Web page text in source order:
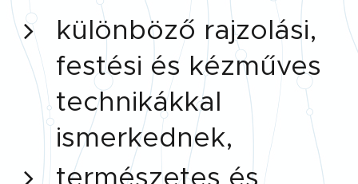
különböző rajzolási,
festési és kézműves
technikákkal
ismerkednek,
természetes és